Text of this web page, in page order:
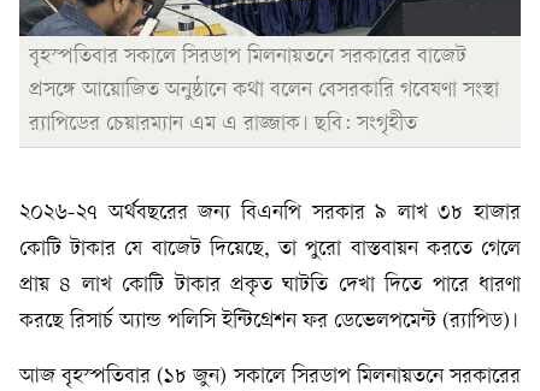
বৃহস্পতিবার সকালে সিরডাপ মিলনায়তনে সরকারের বাজেট
প্রসঙ্গে আয়োজিত অনুষ্ঠানে কথা বলেন বেসরকারি গবেষণা সংস্থা
র‍্যাপিডের চেয়ারম্যান এম এ রাজ্জাক। ছবি: সংগৃহীত
২০২৬-২৭ অর্থবছরের জন্য বিএনপি সরকার ৯ লাখ ৩৮ হাজার
কোটি টাকার যে বাজেট দিয়েছে, তা পুরো বাস্তবায়ন করতে গেলে
প্রায় ৪ লাখ কোটি টাকার প্রকৃত ঘাটতি দেখা দিতে পারে ধারণা
করছে রিসার্চ অ্যান্ড পলিসি ইন্টিগ্রেশন ফর ডেভেলপমেন্ট (র‍্যাপিড)।
আজ বৃহস্পতিবার (১৮ জুন) সকালে সিরডাপ মিলনায়তনে সরকারের